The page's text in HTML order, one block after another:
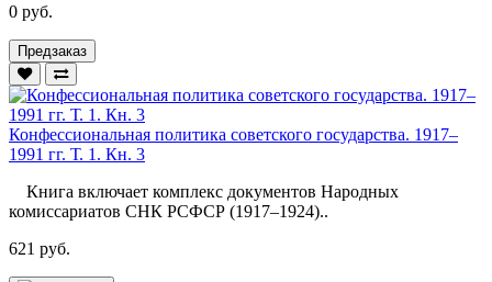
0 руб.
Предзаказ
Конфессиональная политика советского государства. 1917–
1991 гг. Т. 1. Кн. 3
Книга включает комплекс документов Народных
комиссариатов СНК РСФСР (1917–1924)..
621 руб.